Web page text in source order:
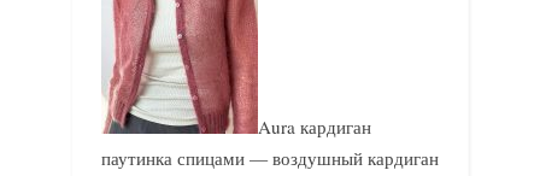
Aura кардиган
паутинка спицами — воздушный кардиган